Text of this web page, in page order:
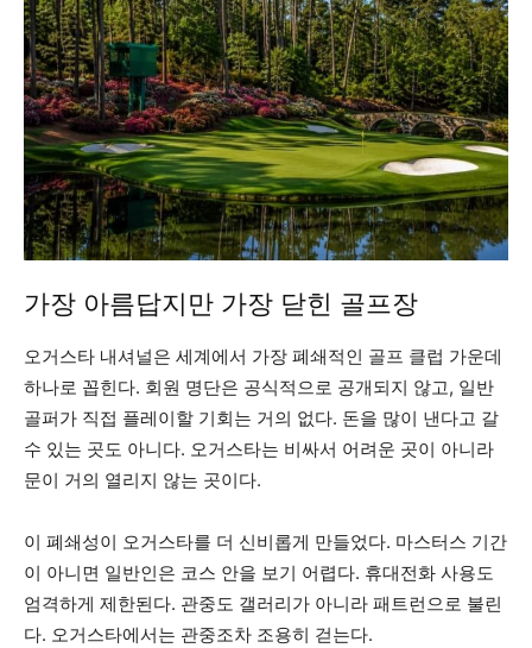
가장 아름답지만 가장 닫힌 골프장
오거스타 내셔널은 세계에서 가장 폐쇄적인 골프 클럽 가운데
하나로 꼽힌다. 회원 명단은 공식적으로 공개되지 않고, 일반
골퍼가 직접 플레이할 기회는 거의 없다. 돈을 많이 낸다고 갈
수 있는 곳도 아니다. 오거스타는 비싸서 어려운 곳이 아니라
문이 거의 열리지 않는 곳이다.
이 폐쇄성이 오거스타를 더 신비롭게 만들었다. 마스터스 기간
이 아니면 일반인은 코스 안을 보기 어렵다. 휴대전화 사용도
엄격하게 제한된다. 관중도 갤러리가 아니라 패트런으로 불린
다. 오거스타에서는 관중조차 조용히 걷는다.